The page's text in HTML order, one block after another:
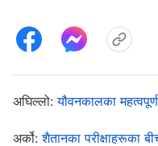
कहाँ राखिएको छ?
छैन!” जब तिनीहरूलाई
अघिल्लो:यौवनकालका
अर्को:शैतानका परीक्षाहरूका